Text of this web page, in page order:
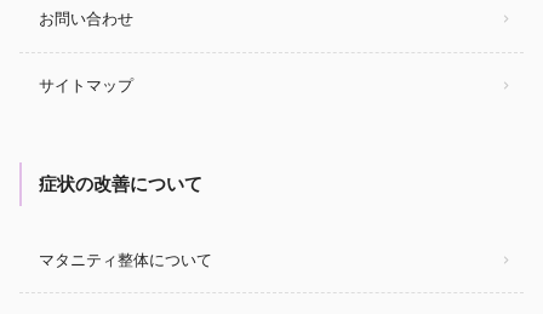
お問い合わせ
サイトマップ
症状の改善について
マタニティ整体について